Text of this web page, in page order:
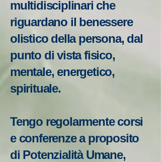
multidisciplinari che
riguardano il benessere
olistico della persona, dal
punto di vista fisico,
mentale, energetico,
spirituale.
Tengo regolarmente corsi
e conferenze a proposito
di Potenzialità Umane,